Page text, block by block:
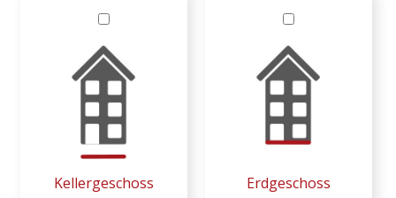
Kellergeschoss Erdgeschoss